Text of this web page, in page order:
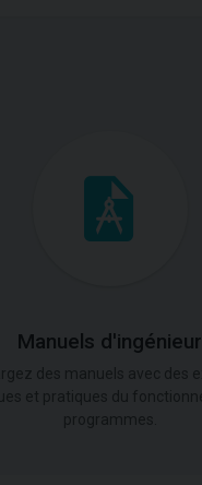
Manuels d'ingénieur